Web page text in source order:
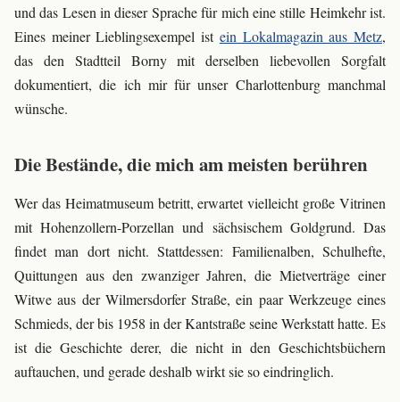
und das Lesen in dieser Sprache für mich eine stille Heimkehr ist.
Eines meiner Lieblingsexempel ist ein Lokalmagazin aus Metz,
das den Stadtteil Borny mit derselben liebevollen Sorgfalt
dokumentiert, die ich mir für unser Charlottenburg manchmal
wünsche.
Die Bestände, die mich am meisten berühren
Wer das Heimatmuseum betritt, erwartet vielleicht große Vitrinen
mit Hohenzollern-Porzellan und sächsischem Goldgrund. Das
findet man dort nicht. Stattdessen: Familienalben, Schulhefte,
Quittungen aus den zwanziger Jahren, die Mietverträge einer
Witwe aus der Wilmersdorfer Straße, ein paar Werkzeuge eines
Schmieds, der bis 1958 in der Kantstraße seine Werkstatt hatte. Es
ist die Geschichte derer, die nicht in den Geschichtsbüchern
auftauchen, und gerade deshalb wirkt sie so eindringlich.